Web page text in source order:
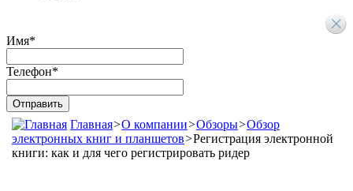
Имя*
Телефон*
Главная>О компании>Обзоры>Обзор
электронных книг и планшетов>Регистрация электронной
книги: как и для чего регистрировать ридер